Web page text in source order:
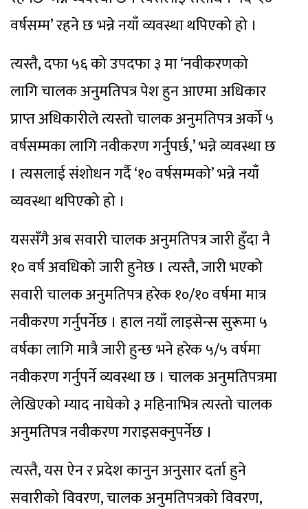
वर्षसम्म’ रहने छ भन्ने नयाँ व्यवस्था थपिएको हो ।
त्यस्तै, दफा ५६ को उपदफा ३ मा ‘नवीकरणको
लागि चालक अनुमतिपत्र पेश हुन आएमा अधिकार
प्राप्त अधिकारीले त्यस्तो चालक अनुमतिपत्र अर्को ५
वर्षसम्मका लागि नवीकरण गर्नुपर्छ,’ भन्ने व्यवस्था छ
। त्यसलाई संशोधन गर्दै ‘१० वर्षसम्मको’ भन्ने नयाँ
व्यवस्था थपिएको हो ।
यससँगै अब सवारी चालक अनुमतिपत्र जारी हुँदा नै
१० वर्ष अवधिको जारी हुनेछ । त्यस्तै, जारी भएको
सवारी चालक अनुमतिपत्र हरेक १०/१० वर्षमा मात्र
नवीकरण गर्नुपर्नेछ । हाल नयाँ लाइसेन्स सुरूमा ५
वर्षका लागि मात्रै जारी हुन्छ भने हरेक ५/५ वर्षमा
नवीकरण गर्नुपर्ने व्यवस्था छ । चालक अनुमतिपत्रमा
लेखिएको म्याद नाघेको ३ महिनाभित्र त्यस्तो चालक
अनुमतिपत्र नवीकरण गराइसक्नुपर्नेछ ।
त्यस्तै, यस ऐन र प्रदेश कानुन अनुसार दर्ता हुने
सवारीको विवरण, चालक अनुमतिपत्रको विवरण,